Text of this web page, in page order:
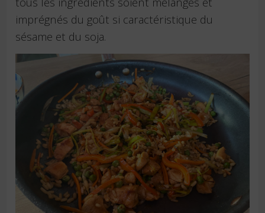
imprégnés du goût si caractéristique du
sésame et du soja.